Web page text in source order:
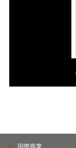
国際商業